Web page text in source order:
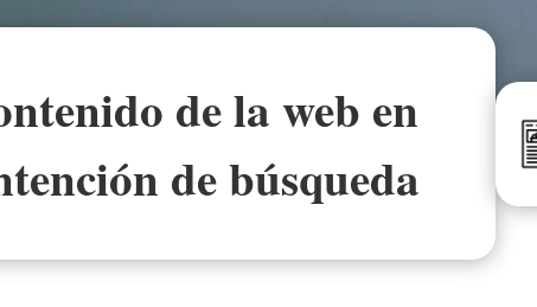
de la web en
de búsqueda